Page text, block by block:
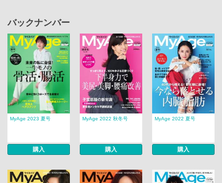
バックナンバー
MyAge 2023 夏号
購入
MyAge 2022 秋冬号
購入
MyAge 2022 夏号
購入